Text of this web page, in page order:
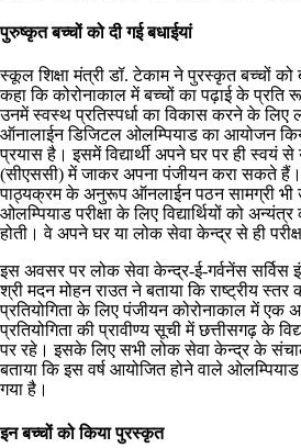
पुरुष्कृत बच्चों को दी गई बधाईयां
स्कूल शिक्षा मंत्री डॉ. टेकाम ने पुरस्कृत बच्चों
कहा कि कोरोनाकाल में बच्चों का पढ़ाई के प्रति
उनमें स्वस्थ प्रतिस्पर्धा का विकास करने के लिए
ऑनालाईन डिजिटल ओलम्पियाड का आयोजन
प्रयास है। इसमें विद्यार्थी अपने घर पर ही स्वयं
(सीएससी) में जाकर अपना पंजीयन करा सकते हैं।
पाठ्यक्रम के अनुरूप ऑनलाईन पठन सामग्री भी
ओलम्पियाड परीक्षा के लिए विद्यार्थियों को
होती। वे अपने घर या लोक सेवा केन्द्र से ही
इस अवसर पर लोक सेवा केन्द्र-ई-गर्वनेंस सर्विस
श्री मदन मोहन राउत ने बताया कि राष्ट्रीय
प्रतियोगिता के लिए पंजीयन कोरोनाकाल में एक
प्रतियोगिता की प्रावीण्य सूची में छत्तीसगढ़ के
पर रहे। इसके लिए सभी लोक सेवा केन्द्र के
बताया कि इस वर्ष आयोजित होने वाले
गया है।
इन बच्चों को किया पुरस्कृत